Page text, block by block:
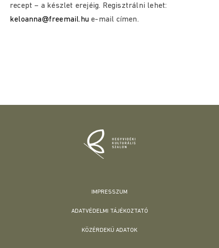
recept – a készlet erejéig. Regisztrálni lehet:
keloanna@freemail.hu e-mail címen.
IMPRESSZUM
ADATVÉDELMI TÁJÉKOZTATÓ
KÖZÉRDEKŰ ADATOK